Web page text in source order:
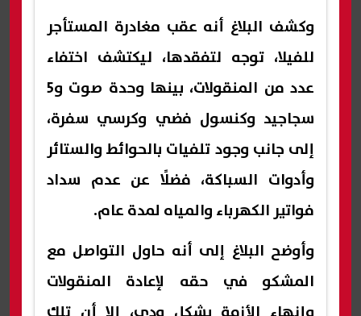
وكشف البلاغ أنه عقب مغادرة المستأجر
للفيلا، توجه لتفقدها، ليكتشف اختفاء
عدد من المنقولات، بينها وحدة صوت و5
سجاجيد وكنسول فضي وكرسي سفرة،
إلى جانب وجود تلفيات بالحوائط والستائر
وأدوات السباكة، فضلًا عن عدم سداد
فواتير الكهرباء والمياه لمدة عام.
وأوضح البلاغ إلى أنه حاول التواصل مع
المشكو في حقه لإعادة المنقولات